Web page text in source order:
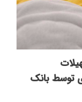
تسهیلات
توسط بانک